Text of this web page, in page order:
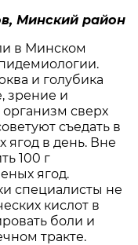
Минский район
в Минском
и голубика
зрение и
сверх
съедать в
ягод в день. Вне
100 г
ягод.
специалисты не
кислот в
боли и
тракте.